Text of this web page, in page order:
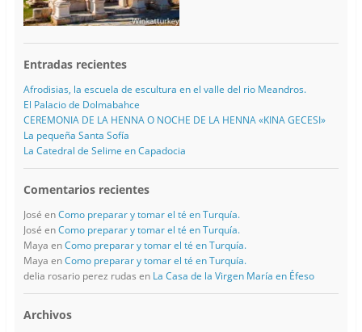
Entradas recientes
Afrodisias, la escuela de escultura en el valle del rio Meandros.
El Palacio de Dolmabahce
CEREMONIA DE LA HENNA O NOCHE DE LA HENNA «KINA GECESI»
La pequeña Santa Sofía
La Catedral de Selime en Capadocia
Comentarios recientes
José enComo preparar y tomar el té en Turquía.
José enComo preparar y tomar el té en Turquía.
Maya enComo preparar y tomar el té en Turquía.
Maya enComo preparar y tomar el té en Turquía.
delia rosario perez rudas en La Casa de la Virgen María en Éfeso
Archivos